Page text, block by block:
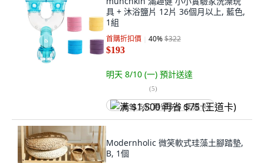
具 + 沐浴鹽片 12片 36個月以上, 藍色,
1組
首購折扣價 40%$322
$193
明天 8/10 (一) 預計送達
(5)
满 $1,500 再省 $75 (王道卡)
Modernholic 微笑軟式珪藻土腳踏墊,
B, 1個